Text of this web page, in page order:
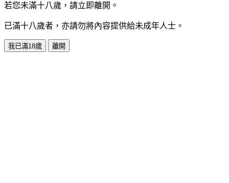
若您未滿十八歲，請立即離開。
已滿十八歲者，亦請勿將內容提供給未成年人士。
我已滿18歲 離開